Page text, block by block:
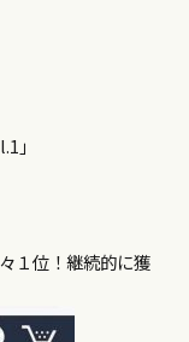
」
１位！継続的に獲